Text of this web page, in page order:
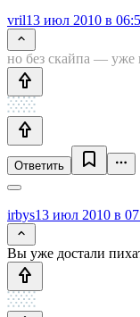
vril13 июл 2010 в
но без скайпа — уже
Ответить
irbys13 июл 2010 в
Вы уже достали